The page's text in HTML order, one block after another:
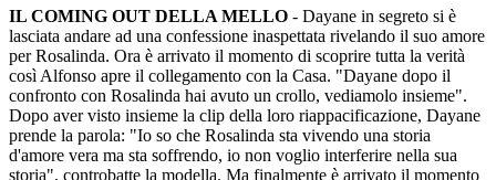
IL COMING OUT DELLA MELLO - Dayane in segreto si è
lasciata andare ad una confessione inaspettata rivelando il suo amore
per Rosalinda. Ora è arrivato il momento di scoprire tutta la verità
così Alfonso apre il collegamento con la Casa. "Dayane dopo il
confronto con Rosalinda hai avuto un crollo, vediamolo insieme".
Dopo aver visto insieme la clip della loro riappacificazione, Dayane
prende la parola: "Io so che Rosalinda sta vivendo una storia
d'amore vera ma sta soffrendo, io non voglio interferire nella sua
storia", controbatte la modella. Ma finalmente è arrivato il momento